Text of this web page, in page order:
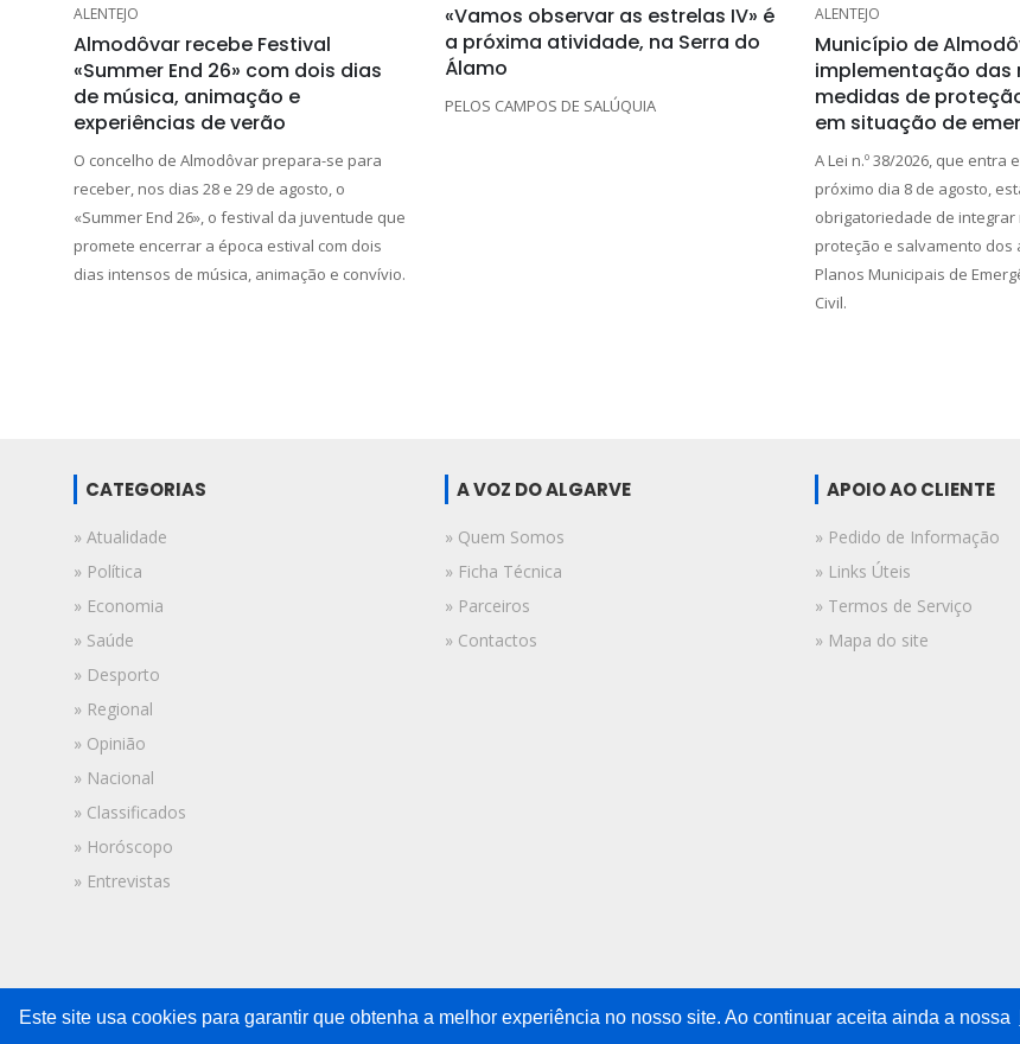
ALENTEJO
Almodôvar recebe Festival
«Summer End 26» com dois dias
de música, animação e
experiências de verão
O concelho de Almodôvar prepara-se para
receber, nos dias 28 e 29 de agosto, o
«Summer End 26», o festival da juventude que
promete encerrar a época estival com dois
dias intensos de música, animação e convívio.
«Vamos observar as estrelas IV» é
a próxima atividade, na Serra do
Álamo
PELOS CAMPOS DE SALÚQUIA
ALENTEJO
Município de
implementação das
medidas de
em situação de
A Lei n.º 38/2026, que entra
próximo dia 8 de agosto,
obrigatoriedade de integrar
proteção e salvamento dos
Planos Municipais de
Civil.
CATEGORIAS
» Atualidade
» Política
» Economia
» Saúde
» Desporto
» Regional
» Opinião
» Nacional
» Classificados
» Horóscopo
» Entrevistas
A VOZ DO ALGARVE
» Quem Somos
» Ficha Técnica
» Parceiros
» Contactos
APOIO AO CLIENTE
» Pedido de Informação
» Links Úteis
» Termos de Serviço
» Mapa do site
Este site usa cookies para garantir que obtenha a melhor experiência no nosso site. Ao continuar aceita ainda a nossa